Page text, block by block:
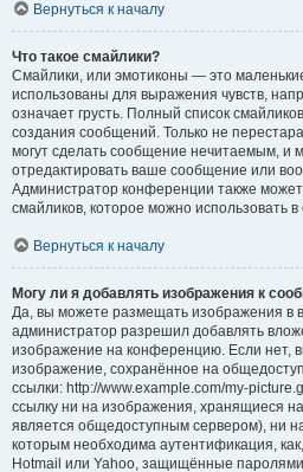
Вернуться к началу
Что такое смайлики?
Смайлики, или эмотиконы — это
использованы для выражения чувств,
означает грусть. Полный список
создания сообщений. Только не
могут сделать сообщение нечитаемым, и
отредактировать ваше сообщение или
Администратор конференции также может
смайликов, которое можно использовать
Вернуться к началу
Могу ли я добавлять изображения к
Да, вы можете размещать изображения в
администратор разрешил добавлять
изображение на конференцию. Если нет,
изображение, сохранённое на
ссылки: http://www.example.com/my-
ссылку ни на изображения, хранящиеся
является общедоступным сервером), ни
которым необходима аутентификация,
Hotmail или Yahoo, защищённые